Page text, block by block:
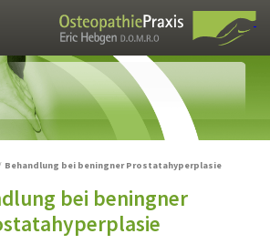
Bauchraum - Dose
Behandlung bei beningner Prostatahyperplasie
bei beningner